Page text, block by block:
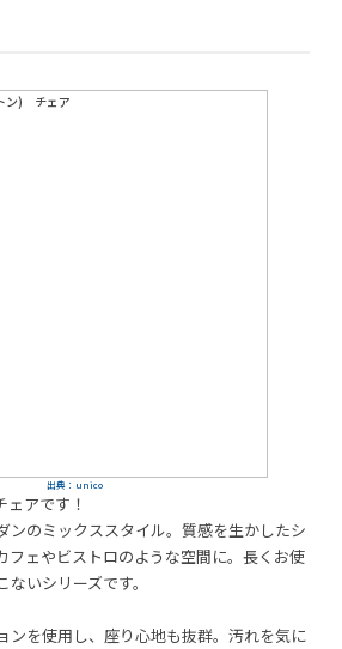
出典：unico
ェアです！
ンのミックススタイル。質感を生かしたシ
フェやビストロのような空間に。長くお使
いシリーズです。
ンを使用し、座り心地も抜群。汚れを気に